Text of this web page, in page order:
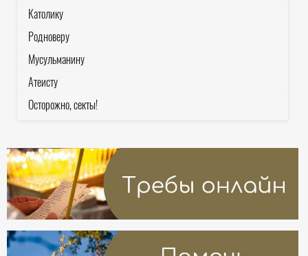
Католику
Родноверу
Мусульманину
Атеисту
Осторожно, секты!